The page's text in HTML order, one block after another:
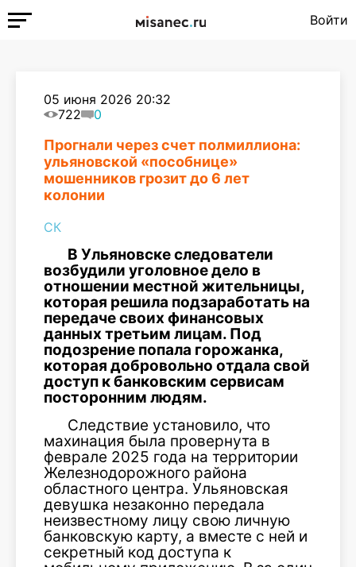
Войти
05 июня 2026 20:32
722
0
Прогнали через счет полмиллиона:
ульяновской «пособнице»
мошенников грозит до 6 лет
колонии
СК
В Ульяновске следователи
возбудили уголовное дело в
отношении местной жительницы,
которая решила подзаработать на
передаче своих финансовых
данных третьим лицам. Под
подозрение попала горожанка,
которая добровольно отдала свой
доступ к банковским сервисам
посторонним людям.
Следствие установило, что
махинация была провернута в
феврале 2025 года на территории
Железнодорожного района
областного центра. Ульяновская
девушка незаконно передала
неизвестному лицу свою личную
банковскую карту, а вместе с ней и
секретный код доступа к